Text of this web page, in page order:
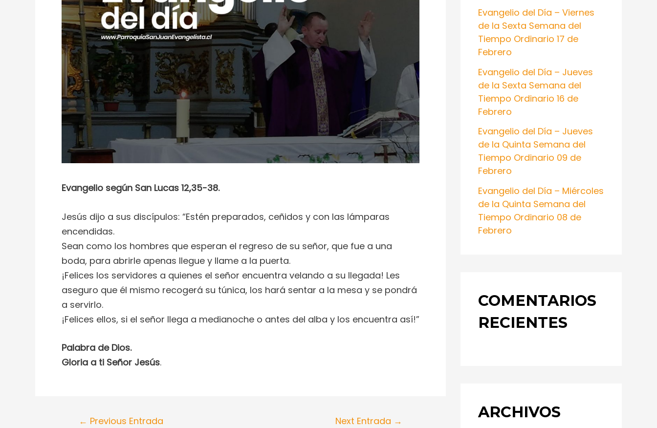
Evangelio según San Lucas 12,35-38.
Jesús dijo a sus discípulos: “Estén preparados, ceñidos y con las lámparas
encendidas.
Sean como los hombres que esperan el regreso de su señor, que fue a una
boda, para abrirle apenas llegue y llame a la puerta.
¡Felices los servidores a quienes el señor encuentra velando a su llegada! Les
aseguro que él mismo recogerá su túnica, los hará sentar a la mesa y se pondrá
a servirlo.
¡Felices ellos, si el señor llega a medianoche o antes del alba y los encuentra así!”
Palabra de Dios.
Gloria a ti Señor Jesús.
← Previous Entrada Next Entrada →
:Evangelio del Día – Viernes
de la Sexta Semana del
Tiempo Ordinario 17 de
Febrero
Evangelio del Día – Jueves
de la Sexta Semana del
Tiempo Ordinario 16 de
Febrero
Evangelio del Día – Jueves
de la Quinta Semana del
Tiempo Ordinario 09 de
Febrero
Evangelio del Día – Miércoles
de la Quinta Semana del
Tiempo Ordinario 08 de
Febrero
COMENTARIOS
RECIENTES
ARCHIVOS